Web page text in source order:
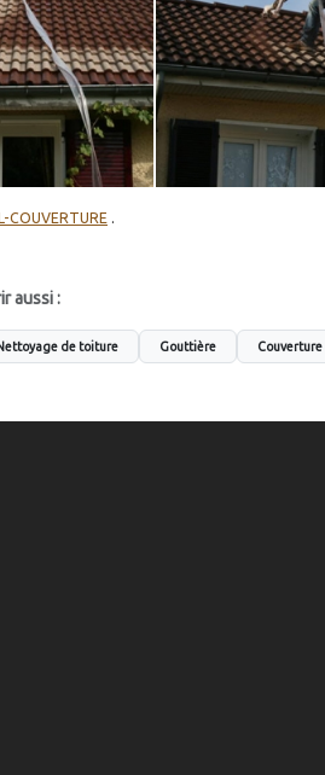
COUVERTURE .
aussi :
de toiture Gouttière Couverture